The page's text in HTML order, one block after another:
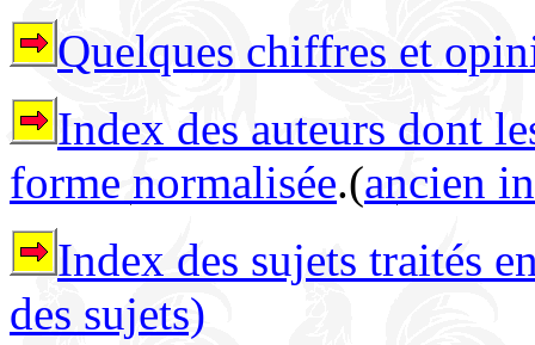
Quelques chiffres et
Index des auteurs dont
forme normalisée.(ancien
Index des sujets traités
des sujets)